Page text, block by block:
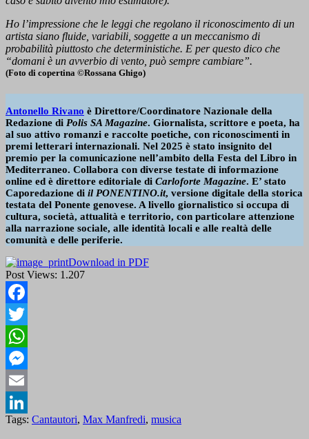
Ho l’impressione che le leggi che regolano il riconoscimento di un
artista siano fluide, variabili, soggette a un meccanismo di
probabilità piuttosto che deterministiche. E per questo dico che
“domani è un avverbio di vento, può sempre cambiare”.
(Foto di copertina ©Rossana Ghigo)
Antonello Rivano è Direttore/Coordinatore Nazionale della
Redazione di Polis SA Magazine. Giornalista, scrittore e poeta, ha
al suo attivo romanzi e raccolte poetiche, con riconoscimenti in
premi letterari internazionali. Nel 2025 è stato insignito del
premio per la comunicazione nell’ambito della Festa del Libro in
Mediterraneo. Collabora con diverse testate di informazione
online ed è direttore editoriale di Carloforte Magazine. E’ stato
Caporedazione di il PONENTINO.it, versione digitale della storica
testata del Ponente genovese. A livello giornalistico si occupa di
cultura, società, attualità e territorio, con particolare attenzione
alla narrazione sociale, alle identità locali e alle realtà delle
comunità e delle periferie.
Download in PDF
Post Views: 1.207
Facebook
Twitter
WhatsApp
Messenger
Email
LinkedIn
Tags: Cantautori, Max Manfredi, musica